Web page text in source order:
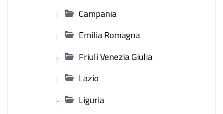
|- Campania
|- Emilia Romagna
|- Friuli Venezia Giulia
|- Lazio
|- Liguria